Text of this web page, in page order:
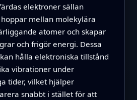
elektroner sällan
mellan molekylära
atomer och skapar
och frigör energi. Dessa
hålla elektroniska tillstånd
vibrationer under
tider, vilket hjälper
snabbt i stället för att